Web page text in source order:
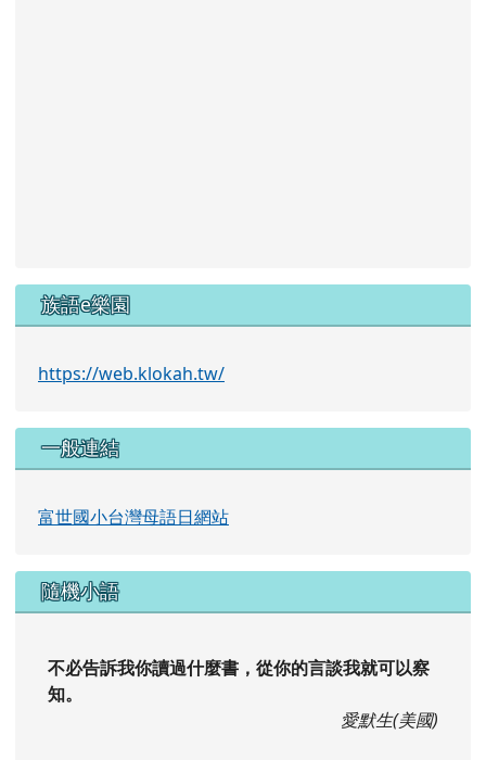
族語e樂園
https://web.klokah.tw/
一般連結
富世國小台灣母語日網站
隨機小語
不必告訴我你讀過什麼書，從你的言談我就可以察
知。
愛默生(美國)